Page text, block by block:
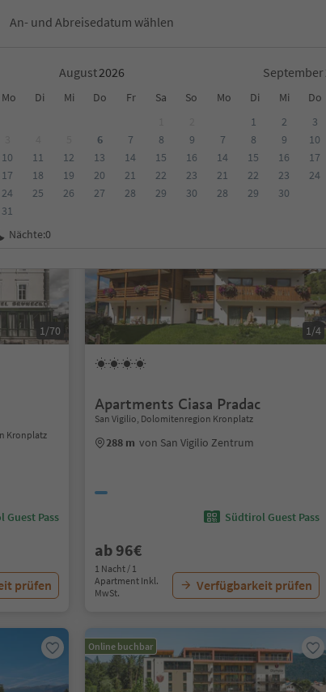
An- und Abreisedatum wählen
August September
Mo Di Mi Do Fr Sa So Mo Di Mi Do
6 7 8
9
10
11 12 13 14 15
16
17
18 19 20 21 22
23
24
25 26 27 28 29
30
31
1 2 3
7
8 9 10
14
15 16 17
21
22 23 24
28
29 30
Nächte:0
Kronplatz
Kategorie Verpflegungsart Nachhaltige Unterkunft
1/70
Kronplatz
Guest Pass
prüfen
1/4
Apartments Ciasa Pradac
San Vigilio, Dolomitenregion Kronplatz
288 m von San Vigilio Zentrum
Südtirol Guest Pass
ab 96€
1 Nacht / 1
Apartment Inkl.
MwSt.
Verfügbarkeit prüfen
Online buchbar